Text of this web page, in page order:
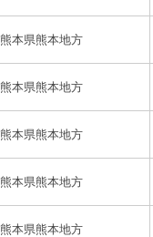
熊本県熊本地方
熊本県熊本地方
熊本県熊本地方
熊本県熊本地方
熊本県熊本地方